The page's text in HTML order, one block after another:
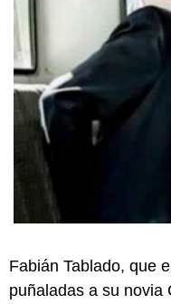
Fabián Tablado, que
puñaladas a su novia